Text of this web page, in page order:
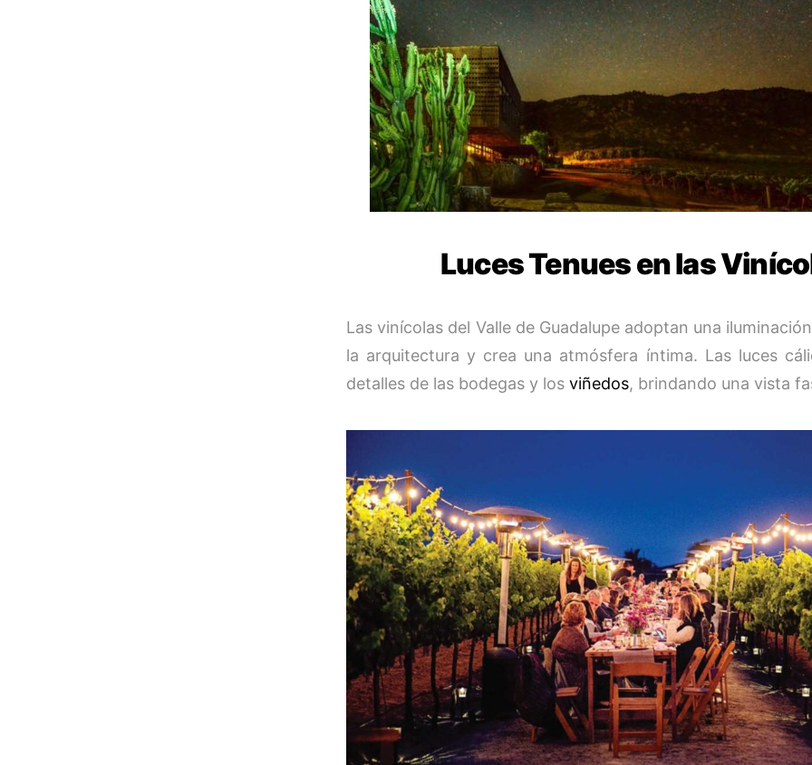
Luces Tenues en las
Las vinícolas del Valle de Guadalupe adoptan una
la arquitectura y crea una atmósfera íntima. Las luces
detalles de las bodegas y los viñedos, brindando una vista